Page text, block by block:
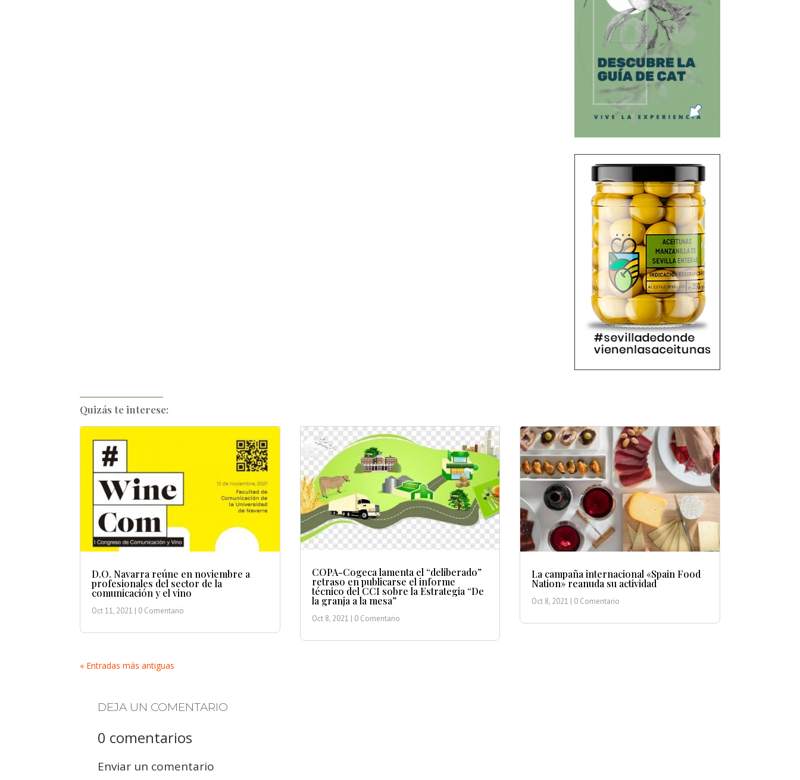
Quizás te interese:
D.O. Navarra reúne en noviembre a
profesionales del sector de la
comunicación y el vino
Oct 11, 2021 | 0 Comentario
COPA-Cogeca lamenta el “deliberado”
retraso en publicarse el informe
técnico del CCI sobre la Estrategia “De
la granja a la mesa”
Oct 8, 2021 | 0 Comentario
La campaña internacional «Spain Food
Nation» reanuda su actividad
Oct 8, 2021 | 0 Comentario
« Entradas más antiguas
DEJA UN COMENTARIO
0 comentarios
Enviar un comentario